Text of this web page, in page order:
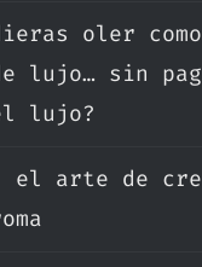
oler
lujo… sin
lujo?
el arte de